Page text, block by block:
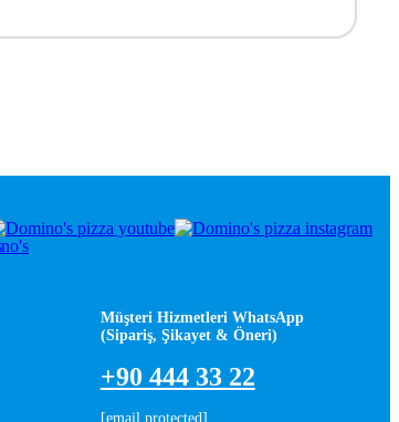
Müşteri Hizmetleri WhatsApp
(Sipariş, Şikayet & Öneri)
+90 444 33 22
[email protected]